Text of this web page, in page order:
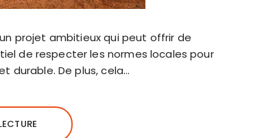
projet ambitieux qui peut offrir de
de respecter les normes locales pour
durable. De plus, cela…